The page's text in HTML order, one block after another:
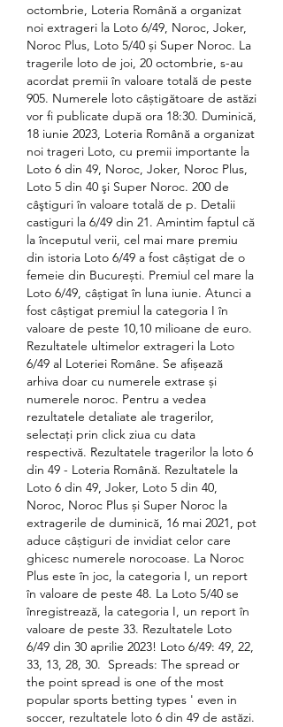
octombrie, Loteria Română a organizat
noi extrageri la Loto 6/49, Noroc, Joker,
Noroc Plus, Loto 5/40 și Super Noroc. La
tragerile loto de joi, 20 octombrie, s-au
acordat premii în valoare totală de peste
905. Numerele loto câștigătoare de astăzi
vor fi publicate după ora 18:30. Duminică,
18 iunie 2023, Loteria Română a organizat
noi trageri Loto, cu premii importante la
Loto 6 din 49, Noroc, Joker, Noroc Plus,
Loto 5 din 40 şi Super Noroc. 200 de
câştiguri în valoare totală de p. Detalii
castiguri la 6/49 din 21. Amintim faptul că
la începutul verii, cel mai mare premiu
din istoria Loto 6/49 a fost câștigat de o
femeie din București. Premiul cel mare la
Loto 6/49, câștigat în luna iunie. Atunci a
fost câștigat premiul la categoria I în
valoare de peste 10,10 milioane de euro.
Rezultatele ultimelor extrageri la Loto
6/49 al Loteriei Române. Se afișează
arhiva doar cu numerele extrase și
numerele noroc. Pentru a vedea
rezultatele detaliate ale tragerilor,
selectați prin click ziua cu data
respectivă. Rezultatele tragerilor la loto 6
din 49 - Loteria Română. Rezultatele la
Loto 6 din 49, Joker, Loto 5 din 40,
Noroc, Noroc Plus și Super Noroc la
extragerile de duminică, 16 mai 2021, pot
aduce câștiguri de invidiat celor care
ghicesc numerele norocoase. La Noroc
Plus este în joc, la categoria I, un report
în valoare de peste 48. La Loto 5/40 se
înregistrează, la categoria I, un report în
valoare de peste 33. Rezultatele Loto
6/49 din 30 aprilie 2023! Loto 6/49: 49, 22,
33, 13, 28, 30.  Spreads: The spread or
the point spread is one of the most
popular sports betting types ' even in
soccer, rezultatele loto 6 din 49 de astăzi.